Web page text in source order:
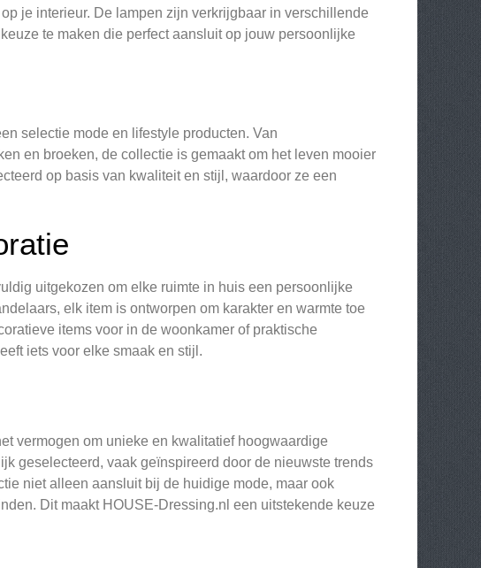
je interieur. De lampen zijn verkrijgbaar in verschillende
te maken die perfect aansluit op jouw persoonlijke
selectie mode en lifestyle producten. Van
en broeken, de collectie is gemaakt om het leven mooier
op basis van kwaliteit en stijl, waardoor ze een
uitgekozen om elke ruimte in huis een persoonlijke
elk item is ontworpen om karakter en warmte toe
items voor in de woonkamer of praktische
iets voor elke smaak en stijl.
vermogen om unieke en kwalitatief hoogwaardige
geselecteerd, vaak geïnspireerd door de nieuwste trends
niet alleen aansluit bij de huidige mode, maar ook
Dit maakt HOUSE-Dressing.nl een uitstekende keuze